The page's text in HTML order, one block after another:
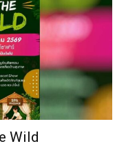
Wild